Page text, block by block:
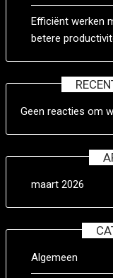
Efficiënt werken
betere
Geen reacties om
maart 2026
Algemeen